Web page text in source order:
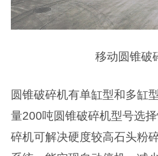
移动圆锥破
圆锥破碎机有单缸型和多缸
量200吨圆锥破碎机型号选
碎机可解决硬度较高石头粉